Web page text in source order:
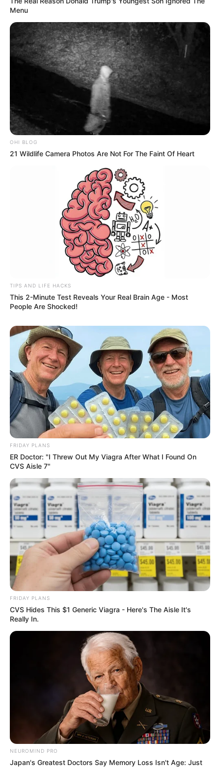
Menu
OHI BLOG
21 Wildlife Camera Photos Are Not For The Faint Of Heart
TIPS AND LIFE HACKS
This 2-Minute Test Reveals Your Real Brain Age - Most
People Are Shocked!
FRIDAY PLANS
ER Doctor: "I Threw Out My Viagra After What I Found On
CVS Aisle 7"
FRIDAY PLANS
CVS Hides This $1 Generic Viagra - Here's The Aisle It's
Really In.
NEUROMIND PRO
Japan's Greatest Doctors Say Memory Loss Isn't Age: Just